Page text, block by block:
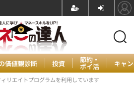
価値観診断 投資 節約・
ポイ活 キャ
リエイトプログラムを利用しています